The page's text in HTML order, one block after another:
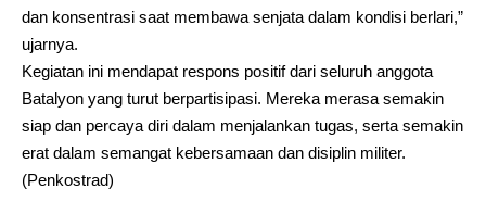
dan konsentrasi saat membawa senjata dalam kondisi berlari,”
ujarnya.
Kegiatan ini mendapat respons positif dari seluruh anggota
Batalyon yang turut berpartisipasi. Mereka merasa semakin
siap dan percaya diri dalam menjalankan tugas, serta semakin
erat dalam semangat kebersamaan dan disiplin militer.
(Penkostrad)